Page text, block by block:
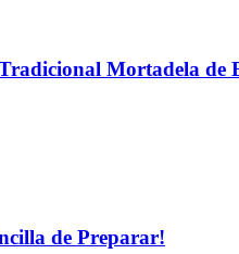
Mortadela de
de Preparar!